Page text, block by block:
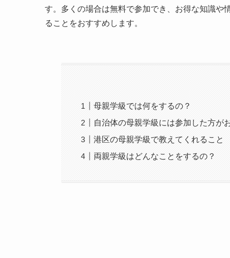
す。多くの場合は無料で参加でき、お得な知識や
ることをおすすめします。
母親学級では何をするの？
自治体の母親学級には参加した方が
港区の母親学級で教えてくれること
両親学級はどんなことをするの？